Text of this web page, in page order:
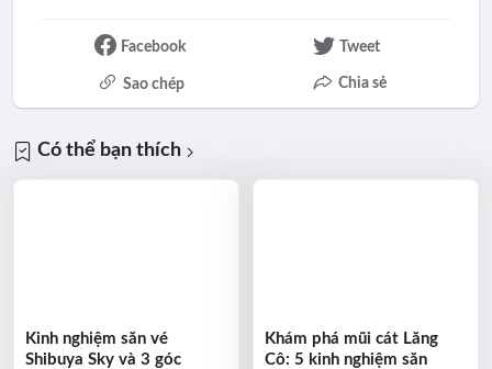
Facebook Tweet
Sao chép Chia sẻ
Có thể bạn thích
Kinh nghiệm săn vé
Shibuya Sky và 3 góc
Khám phá mũi cát Lăng
Cô: 5 kinh nghiệm săn